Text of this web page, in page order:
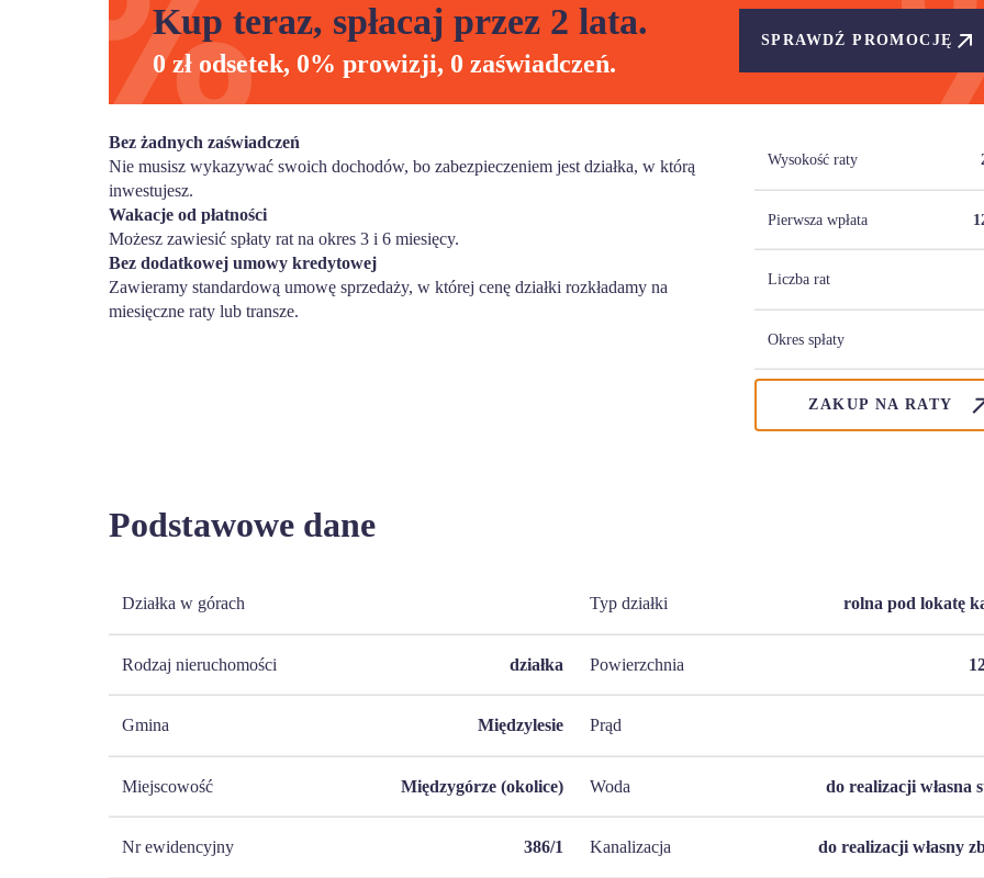
Kup teraz, spłacaj przez 2 lata.
0 zł odsetek, 0% prowizji, 0 zaświadczeń.
SPRAWDŹ PROMOCJĘ
Bez żadnych zaświadczeń
Nie musisz wykazywać swoich dochodów, bo zabezpieczeniem jest działka, w którą
inwestujesz.
Wakacje od płatności
Możesz zawiesić spłaty rat na okres 3 i 6 miesięcy.
Bez dodatkowej umowy kredytowej
Zawieramy standardową umowę sprzedaży, w której cenę działki rozkładamy na
miesięczne raty lub transze.
Wysokość raty
Pierwsza wpłata
Liczba rat
Okres spłaty
ZAKUP NA RATY
Podstawowe dane
Działka w górach
Rodzaj nieruchomości działka
Gmina Międzylesie
Miejscowość Międzygórze (okolice)
Nr ewidencyjny 386/1
Typ działki rolna pod lokatę
Powierzchnia
Prąd
Woda do realizacji własna
Kanalizacja do realizacji własny